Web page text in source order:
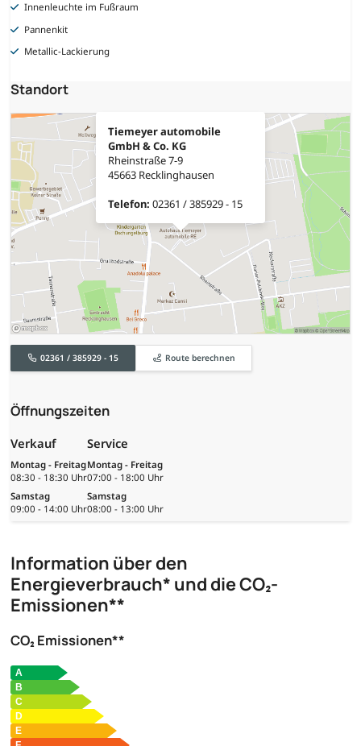
Innenleuchte im Fußraum
Pannenkit
Metallic-Lackierung
Standort
Tiemeyer automobile
GmbH & Co. KG
Rheinstraße 7-9
45663 Recklinghausen
Telefon: 02361 / 385929 - 15
02361 / 385929 - 15 Route berechnen
Öffnungszeiten
Verkauf
Montag - Freitag
08:30 - 18:30 Uhr
Samstag
09:00 - 14:00 Uhr
Service
Montag - Freitag
07:00 - 18:00 Uhr
Samstag
08:00 - 13:00 Uhr
Information über den
Energieverbrauch* und die CO₂-
Emissionen**
CO₂ Emissionen**